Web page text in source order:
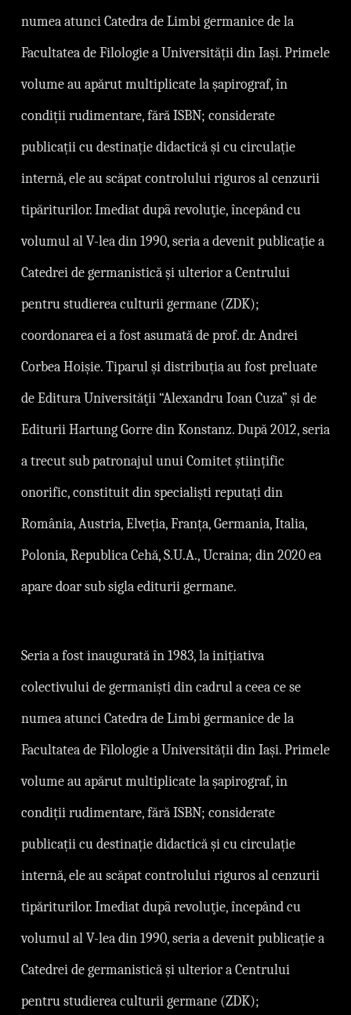
numea atunci Catedra de Limbi germanice de la
Facultatea de Filologie a Universității din Iași. Primele
volume au apărut multiplicate la șapirograf, în
condiții rudimentare, fără ISBN; considerate
publicații cu destinație didactică și cu circulație
internă, ele au scăpat controlului riguros al cenzurii
tipăriturilor. Imediat dupã revoluţie, ı̂ncepând cu
volumul al V-lea din 1990, seria a devenit publicație a
Catedrei de germanistică și ulterior a Centrului
pentru studierea culturii germane (ZDK);
coordonarea ei a fost asumată de prof. dr. Andrei
Corbea Hoişie. Tiparul și distribuția au fost preluate
de Editura Universităţii “Alexandru Ioan Cuza” și de
Editurii Hartung Gorre din Konstanz. După 2012, seria
a trecut sub patronajul unui Comitet științific
onorific, constituit din specialiști reputați din
România, Austria, Elveția, Franța, Germania, Italia,
Polonia, Republica Cehă, S.U.A., Ucraina; din 2020 ea
apare doar sub sigla editurii germane.
Seria a fost inaugurată ı̂n 1983, la inițiativa
colectivului de germaniști din cadrul a ceea ce se
numea atunci Catedra de Limbi germanice de la
Facultatea de Filologie a Universității din Iași. Primele
volume au apărut multiplicate la șapirograf, în
condiții rudimentare, fără ISBN; considerate
publicații cu destinație didactică și cu circulație
internă, ele au scăpat controlului riguros al cenzurii
tipăriturilor. Imediat dupã revoluţie, ı̂ncepând cu
volumul al V-lea din 1990, seria a devenit publicație a
Catedrei de germanistică și ulterior a Centrului
pentru studierea culturii germane (ZDK);